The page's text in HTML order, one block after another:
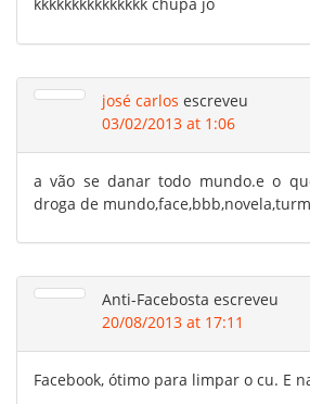
josé carlos escreveu
03/02/2013 at 1:06
a vão se danar todo mundo.e o
droga de
Anti-Facebosta escreveu
20/08/2013 at 17:11
Facebook, ótimo para limpar o cu. E